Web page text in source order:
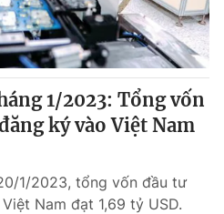
hình Việt Nam
báo điện tử số 483/GP-BTTTT
Mỹ Hạnh, Phạm Quốc Thắng,
- 024.38 355 932
897 897
1/2023: Tổng vốn
ký vào Việt Nam
1/2023, tổng vốn đầu tư
Nam đạt 1,69 tỷ USD.